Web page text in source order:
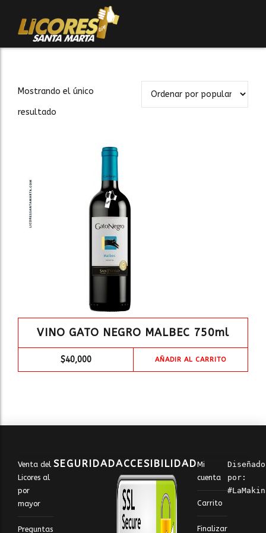
Mostrando el único
resultado
VINO GATO NEGRO MALBEC 750ml
$40,000 AÑADIR AL CARRITO
Venta del
Licores al
por
mayor
Preguntas
SEGURIDADACCESIBILIDADMi
cuenta
Carrito
Finalizar
Diseñado
por: